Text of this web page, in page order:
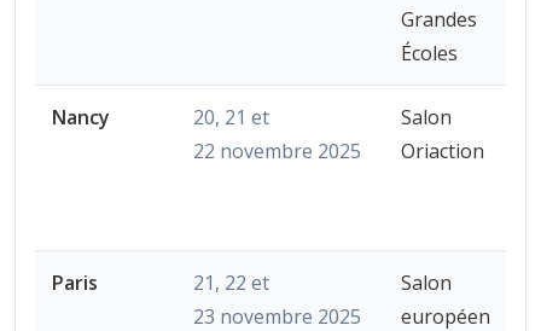
Grandes
Écoles
Nancy
20, 21 et
22 novembre 2025
Salon
Oriaction
Paris
21, 22 et
23 novembre 2025
Salon
européen